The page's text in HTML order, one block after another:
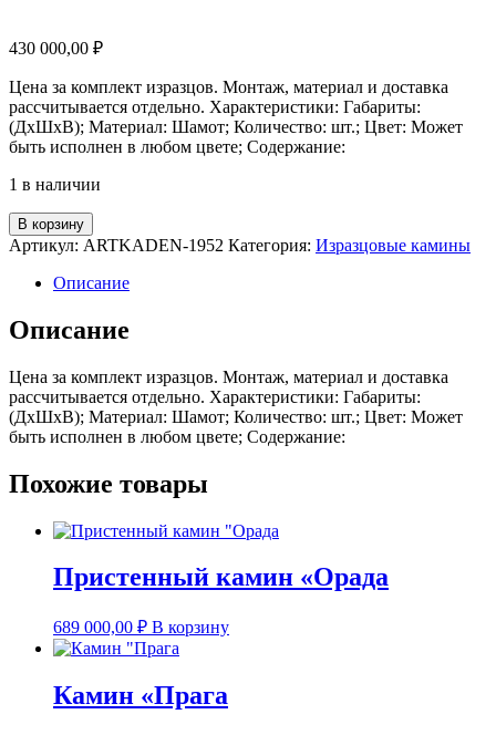
430 000,00 ₽
Цена за комплект изразцов. Монтаж, материал и доставка
рассчитывается отдельно. Характеристики: Габариты:
(ДхШхВ); Материал: Шамот; Количество: шт.; Цвет: Может
быть исполнен в любом цвете; Содержание:
1 в наличии
Количество
товара
Изразцовый
камин
В корзину
Артикул: ARTKADEN-1952 Категория: Изразцовые камины
Описание
Описание
Цена за комплект изразцов. Монтаж, материал и доставка
рассчитывается отдельно. Характеристики: Габариты:
(ДхШхВ); Материал: Шамот; Количество: шт.; Цвет: Может
быть исполнен в любом цвете; Содержание:
Похожие товары
Пристенный камин «Орада
689 000,00 ₽ В корзину
Камин «Прага